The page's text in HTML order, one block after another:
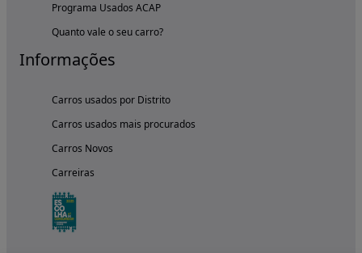
Programa Usados ACAP
Quanto vale o seu carro?
Informações
Carros usados por Distrito
Carros usados mais procurados
Carros Novos
Carreiras